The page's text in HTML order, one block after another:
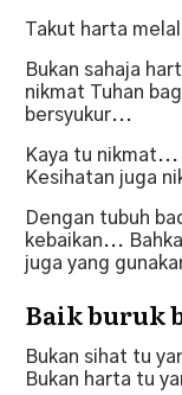
Takut harta
Bukan sahaja
nikmat Tuhan
bersyukur...
Kaya tu nikmat...
Kesihatan juga
Dengan tubuh
kebaikan...
juga yang
Baik buruk
Bukan sihat tu
Bukan harta tu